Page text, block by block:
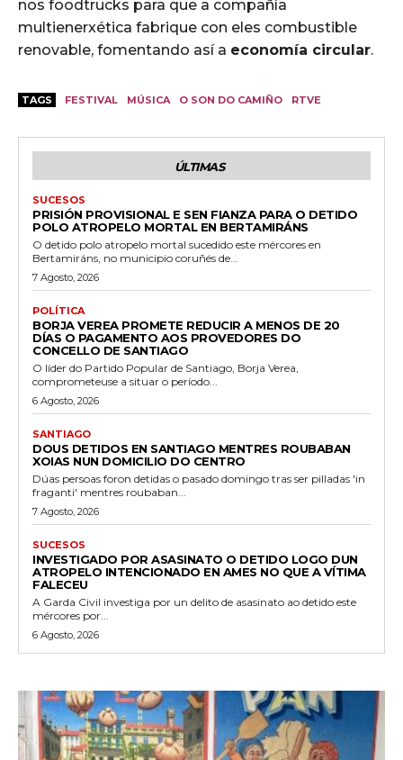
nos foodtrucks para que a compañía
multienerxética fabrique con eles combustible
renovable, fomentando así a economía circular.
TAGS FESTIVAL MÚSICA O SON DO CAMIÑO RTVE
ÚLTIMAS
SUCESOS
PRISIÓN PROVISIONAL E SEN FIANZA PARA O DETIDO
POLO ATROPELO MORTAL EN BERTAMIRÁNS
O detido polo atropelo mortal sucedido este mércores en
Bertamiráns, no municipio coruñés de...
7 Agosto, 2026
POLÍTICA
BORJA VEREA PROMETE REDUCIR A MENOS DE 20
DÍAS O PAGAMENTO AOS PROVEDORES DO
CONCELLO DE SANTIAGO
O líder do Partido Popular de Santiago, Borja Verea,
comprometeuse a situar o período...
6 Agosto, 2026
SANTIAGO
DOUS DETIDOS EN SANTIAGO MENTRES ROUBABAN
XOIAS NUN DOMICILIO DO CENTRO
Dúas persoas foron detidas o pasado domingo tras ser pilladas 'in
fraganti' mentres roubaban...
7 Agosto, 2026
SUCESOS
INVESTIGADO POR ASASINATO O DETIDO LOGO DUN
ATROPELO INTENCIONADO EN AMES NO QUE A VÍTIMA
FALECEU
A Garda Civil investiga por un delito de asasinato ao detido este
mércores por...
6 Agosto, 2026